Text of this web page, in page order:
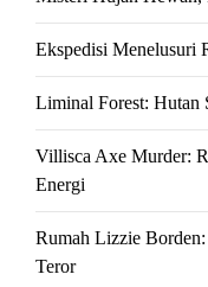
Ekspedisi Menelusuri
Liminal Forest: Hutan
Villisca Axe Murder:
Energi
Rumah Lizzie
Teror